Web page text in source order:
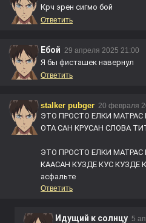
Крч эрен сигмо бой
Ответить
Ебой 29 апреля 2025 21:00
Я бы фисташек навернул
Ответить
stalker pubger 20 февраля
ЭТО ПРОСТО ЕЛКИ
ОТА САН КРУСАН СЛОВА
ЭТО ПРОСТО ЕЛКИ
КААСАН КУЗДЕ КУС КУЗДЕ
асфальте
Ответить
Идущий к солнцу 5